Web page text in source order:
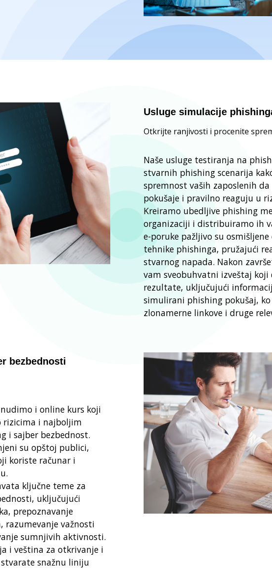
Usluge simulacije
Otkrijte ranjivosti i procenite
Naše usluge testiranja na
stvarnih phishing scenarija
spremnost vaših zaposlenih
pokušaje i pravilno reaguju u
Kreiramo ubedljive phishing
organizaciji i distribuiramo ih
e-poruke pažljivo su
tehnike phishinga, pružajući
stvarnog napada. Nakon
vam sveobuhvatni izveštaj
rezultate, uključujući
simulirani phishing pokušaj,
zlonamerne linkove i druge
bezbednosti
i online kurs koji
rizicima i najboljim
i sajber bezbednost.
su opštoj publici,
koriste računar i
ključne teme za
uključujući
prepoznavanje
razumevanje važnosti
sumnjivih aktivnosti.
i veština za otkrivanje i
snažnu liniju